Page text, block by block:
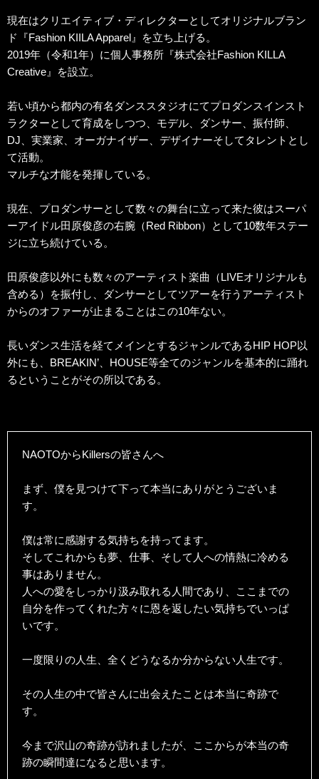
現在はクリエイティブ・ディレクターとしてオリジナルブラン
ド『Fashion KIILA Apparel』を立ち上げる。
2019年（令和1年）に個人事務所『株式会社Fashion KILLA
Creative』を設立。
若い頃から都内の有名ダンススタジオにてプロダンスインスト
ラクターとして育成をしつつ、モデル、ダンサー、振付師、
DJ、実業家、オーガナイザー、デザイナーそしてタレントとし
て活動。
マルチな才能を発揮している。
現在、プロダンサーとして数々の舞台に立って来た彼はスーパ
ーアイドル田原俊彦の右腕（Red Ribbon）として10数年ステー
ジに立ち続けている。
田原俊彦以外にも数々のアーティスト楽曲（LIVEオリジナルも
含める）を振付し、ダンサーとしてツアーを行うアーティスト
からのオファーが止まることはこの10年ない。
長いダンス生活を経てメインとするジャンルであるHIP HOP以
外にも、BREAKIN’、HOUSE等全てのジャンルを基本的に踊れ
るということがその所以である。
NAOTOからKillersの皆さんへ
まず、僕を見つけて下って本当にありがとうございま
す。
僕は常に感謝する気持ちを持ってます。
そしてこれからも夢、仕事、そして人への情熱に冷める
事はありません。
人への愛をしっかり汲み取れる人間であり、ここまでの
自分を作ってくれた方々に恩を返したい気持ちでいっぱ
いです。
一度限りの人生、全くどうなるか分からない人生です。
その人生の中で皆さんに出会えたことは本当に奇跡で
す。
今まで沢山の奇跡が訪れましたが、ここからが本当の奇
跡の瞬間達になると思います。